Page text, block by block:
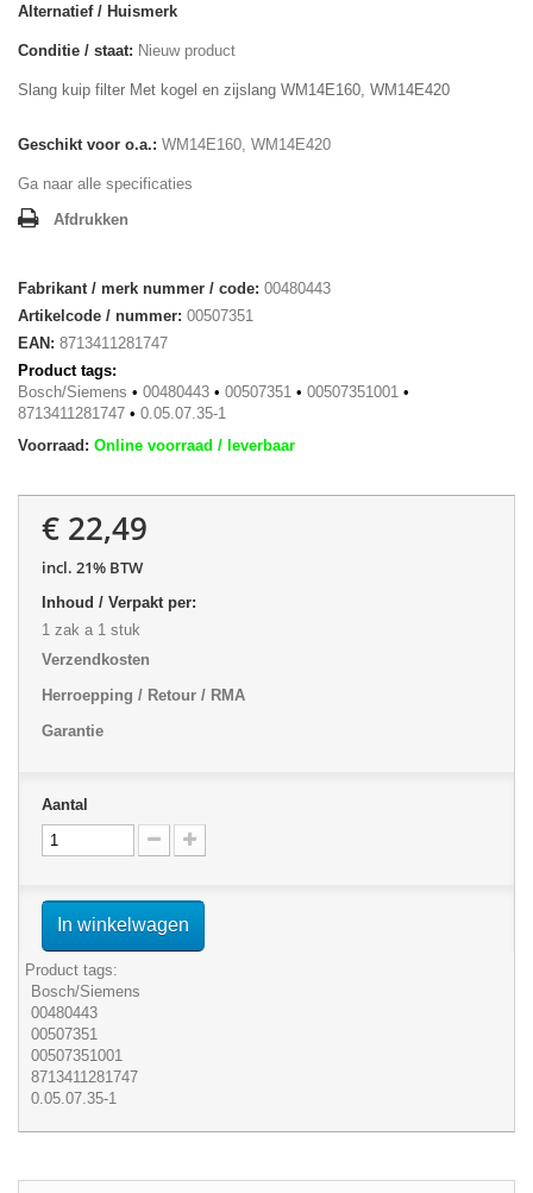
Alternatief / Huismerk
Conditie / staat: Nieuw product
Slang kuip filter Met kogel en zijslang WM14E160, WM14E420
Geschikt voor o.a.: WM14E160, WM14E420
Ga naar alle specificaties
Afdrukken
Fabrikant / merk nummer / code: 00480443
Artikelcode / nummer: 00507351
EAN: 8713411281747
Product tags:
Bosch/Siemens • 00480443 • 00507351 • 00507351001 •
8713411281747 • 0.05.07.35-1
Voorraad: Online voorraad / leverbaar
€ 22,49
incl. 21% BTW
Inhoud / Verpakt per:
1 zak a 1 stuk
Verzendkosten
Herroepping / Retour / RMA
Garantie
Aantal
In winkelwagen
Product tags:
Bosch/Siemens
00480443
00507351
00507351001
8713411281747
0.05.07.35-1